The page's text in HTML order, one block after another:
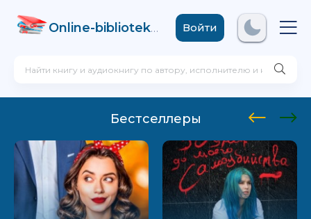
Online-biblioteka .comВойти
Бестселлеры